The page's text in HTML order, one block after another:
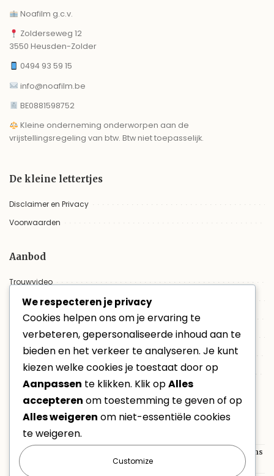
Noafilm g.c.v.
Zolderseweg 12
3550 Heusden-Zolder
0494 93 59 15
info@noafilm.be
BE0881598752
Kleine onderneming onderworpen aan de
vrijstellingsregeling van btw. Btw niet toepasselijk.
De kleine lettertjes
Disclaimer en Privacy
Voorwaarden
Aanbod
Trouwvideo
Aanbod
Trouwfilm online bekijken
Evenementen
Non-profit
VacatureVideo
Laatste berichten
Opendeurdag Brandweer Heusden-Zolder 2026
Tien jaar Aap en Nel: Heusden-Zolder viert kinderplezier tijdens
We respecteren je privacy
Cookies helpen ons om je ervaring te
verbeteren, gepersonaliseerde inhoud aan te
bieden en het verkeer te analyseren. Je kunt
kiezen welke cookies je toestaat door op
Aanpassen te klikken. Klik opAlles
accepteren om toestemming te geven of op
Alles weigeren om niet-essentiële cookies
te weigeren.
Customize